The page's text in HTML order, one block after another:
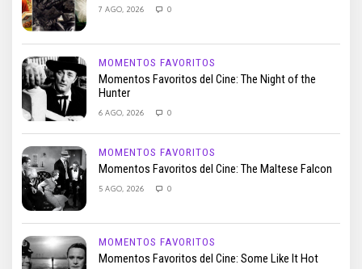
7 AGO, 2026 0
MOMENTOS FAVORITOS
Momentos Favoritos del Cine: The Night of the
Hunter
6 AGO, 2026 0
MOMENTOS FAVORITOS
Momentos Favoritos del Cine: The Maltese Falcon
5 AGO, 2026 0
MOMENTOS FAVORITOS
Momentos Favoritos del Cine: Some Like It Hot